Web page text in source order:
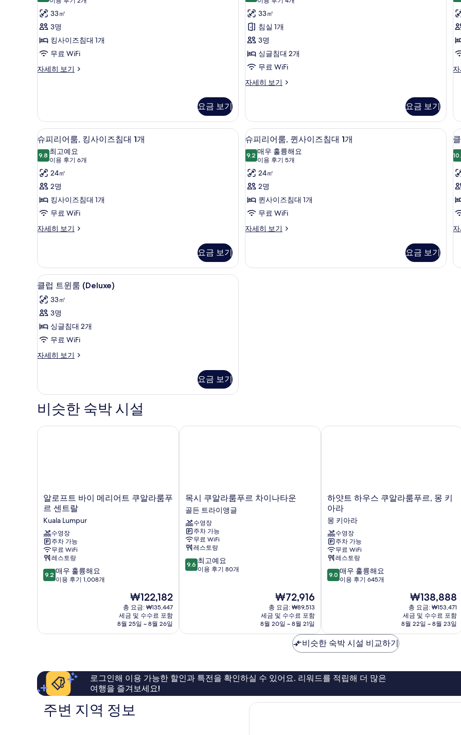
룸,
킹
사
이
즈
개
사
진
모
두
보
기
용
후
기
2
개)
33㎡
3명
킹사이즈침대 1개
무료 WiFi
자세히 보기
디
사
이
즈
침
대
1
개
자
세
히
기
요금 보기
트
윈
룸
사
진
모
기
용
후
기
4
개)
33㎡
침실 1개
3명
싱글침대 2개
무료 WiFi
자세히 보기
디
윈
룸
자
세
히
기
요금 보기
1
클
침
실
1
개
자
세
히
보
기
슈
피
리
어
룸,
킹
사
이
대
1
개
사
진
모
두
보
미니바, 객실 내 금고, 책상, 노트북 작업 공간
6
슈피리어룸, 킹사이즈침대 1개
9.89.8점 만점 중 10점
최고예요
이용 후기 6개
(이
용
후
기
6
개)
24㎡
2명
킹사이즈침대 1개
무료 WiFi
자세히 보기
슈
룸,
킹
사
즈
침
개
세
요금 보기
슈
피
리
어
룸,
퀸
사
이
대
미니바, 객실 내 금고, 책상, 노트북 작업
6
슈피리어룸, 퀸사이즈침대 1개
9.29.2점 만점 중 10점
매우 훌륭해요
이용 후기 5개
(이
용
후
기
5
개)
24㎡
2명
퀸사이즈침대 1개
무료 WiFi
자세히 보기
슈
룸,
요금 보기
클
사
클
럽
트
윈
룸
(Deluxe)
사
모
보
기
미니바, 객실 내 금고, 책상, 노트북 작업 공간
9
클럽 트윈룸 (Deluxe)
33㎡
3명
싱글침대 2개
무료 WiFi
자세히 보기
클
룸
(Deluxe)
자
히
요금 보기
비슷한 숙박 시설
알
로
트
바
이
메
리
어
트
르
Kuala
Lumpur
알로프트 바이 메리어트 쿠알라룸푸
르 센트랄
Kuala Lumpur
수영장
주차 가능
무료 WiFi
레스토랑
10
점
매
해
요,
이
후
9.2 매우 훌륭해요
이용 후기 1,008개
현
재
요
금
₩122,182
₩122,182
총 요금: ₩135,447
세금 및 수수료 포함
8월 25일 ~ 8월 26일
알로프트 바이 메리어트 쿠알라룸푸르 센트랄
목
시
쿠
알
라
룸
푸
르
차
트
글
목시 쿠알라룸푸르 차이나타운
골든 트라이앵글
수영장
주차 가능
무료 WiFi
레스토랑
10
점
고
용
후
80
9.6 최고예요
이용 후기 80개
현
재
요
금
₩72,916
₩72,916
총 요금: ₩89,513
세금 및 수수료 포함
8월 20일 ~ 8월 21일
목시 쿠알라룸푸르 차이나타운
하
얏
트
하
우
스
쿠
알
라
룸
라
몽
키
라
하얏트 하우스 쿠알라룸푸르, 몽 키
아라
몽 키아라
수영장
주차 가능
무료 WiFi
레스토랑
10
점
매
우
훌
해
요,
용
9.0 매우 훌륭해요
이용 후기 645개
현
재
요
금
₩138,888
₩138,888
총 요금: ₩153,471
세금 및 수수료 포함
8월 22일 ~ 8월 23일
하얏트 하우스 쿠알라룸푸르, 몽 키아
비슷한 숙박 시설 비교하기
로그인해 이용 가능한 할인과 특전을 확인하실 수 있어요. 리워드를 적립해 더 많은
여행을 즐겨보세요!
주변 지역 정보